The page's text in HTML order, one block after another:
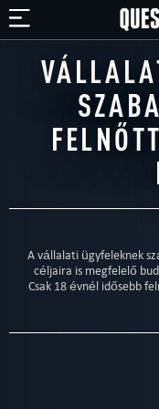
A vállalati ügyfeleknek
céljaira is megfelelő
Csak 18 évnél idősebb